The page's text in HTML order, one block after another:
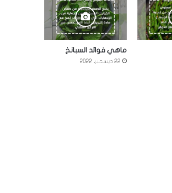
ماهي فوائد السبانخ
22 ديسمبر، 2022